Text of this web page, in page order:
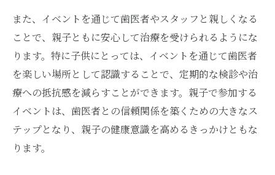
また、イベントを通じて歯医者やスタッフと親しくなる
ことで、親子ともに安心して治療を受けられるようにな
ります。特に子供にとっては、イベントを通じて歯医者
を楽しい場所として認識することで、定期的な検診や治
療への抵抗感を減らすことができます。親子で参加する
イベントは、歯医者との信頼関係を築くための大きなス
テップとなり、親子の健康意識を高めるきっかけともな
ります。